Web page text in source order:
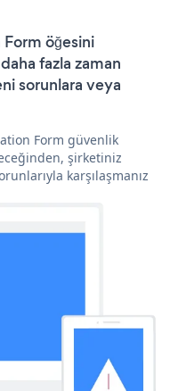
öğesini
fazla zaman
sorunlara veya
Form güvenlik
şirketiniz
karşılaşmanız